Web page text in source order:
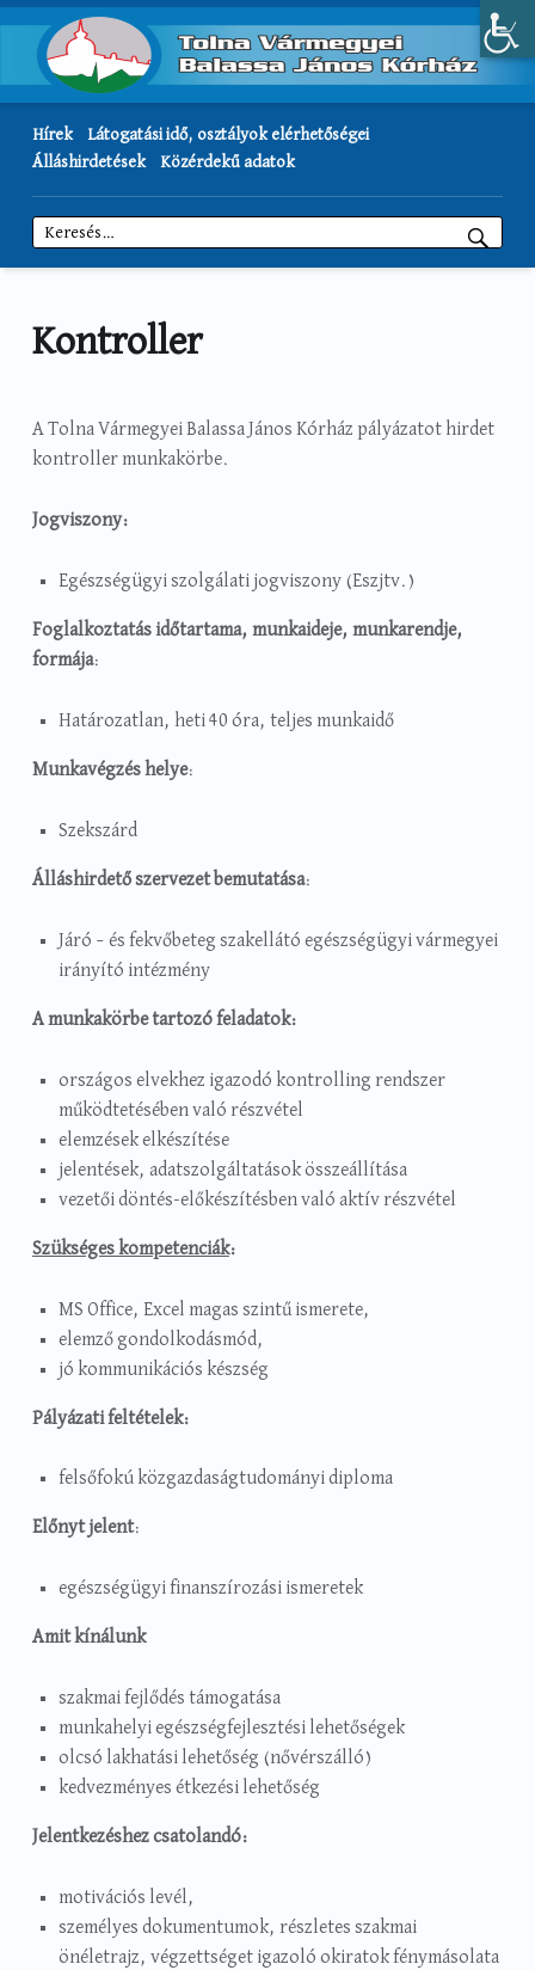
Hírek
Látogatási idő, osztályok elérhetőségei
Álláshirdetések
Közérdekű adatok
Keresés:
Kontroller
A Tolna Vármegyei Balassa János Kórház pályázatot hirdet
kontroller munkakörbe.
Jogviszony:
Egészségügyi szolgálati jogviszony (Eszjtv.)
Foglalkoztatás időtartama, munkaideje, munkarendje,
formája:
Határozatlan, heti 40 óra, teljes munkaidő
Munkavégzés helye:
Szekszárd
Álláshirdető szervezet bemutatása:
Járó – és fekvőbeteg szakellátó egészségügyi vármegyei
irányító intézmény
A munkakörbe tartozó feladatok:
országos elvekhez igazodó kontrolling rendszer
működtetésében való részvétel
elemzések elkészítése
jelentések, adatszolgáltatások összeállítása
vezetői döntés-előkészítésben való aktív részvétel
Szükséges kompetenciák:
MS Office, Excel magas szintű ismerete,
elemző gondolkodásmód,
jó kommunikációs készség
Pályázati feltételek:
felsőfokú közgazdaságtudományi diploma
Előnyt jelent:
egészségügyi finanszírozási ismeretek
Amit kínálunk
szakmai fejlődés támogatása
munkahelyi egészségfejlesztési lehetőségek
olcsó lakhatási lehetőség (nővérszálló)
kedvezményes étkezési lehetőség
Jelentkezéshez csatolandó:
motivációs levél,
személyes dokumentumok, részletes szakmai
önéletrajz, végzettséget igazoló okiratok fénymásolata